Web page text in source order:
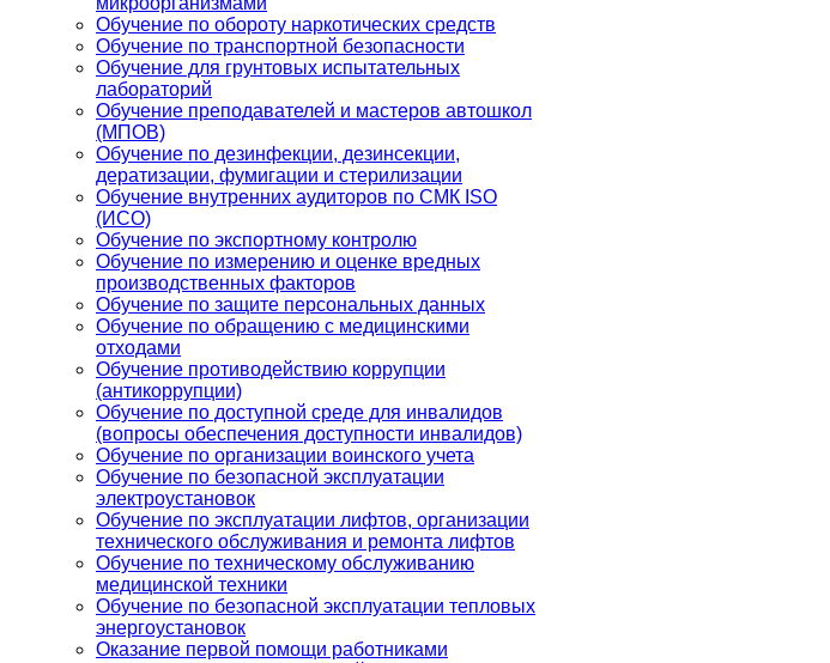
Обучение по обороту наркотических средств
Обучение по транспортной безопасности
Обучение для грунтовых испытательных
лабораторий
Обучение преподавателей и мастеров автошкол
(МПОВ)
Обучение по дезинфекции, дезинсекции,
дератизации, фумигации и стерилизации
Обучение внутренних аудиторов по СМК ISO
(ИСО)
Обучение по экспортному контролю
Обучение по измерению и оценке вредных
производственных факторов
Обучение по защите персональных данных
Обучение по обращению с медицинскими
отходами
Обучение противодействию коррупции
(антикоррупции)
Обучение по доступной среде для инвалидов
(вопросы обеспечения доступности инвалидов)
Обучение по организации воинского учета
Обучение по безопасной эксплуатации
электроустановок
Обучение по эксплуатации лифтов, организации
технического обслуживания и ремонта лифтов
Обучение по техническому обслуживанию
медицинской техники
Обучение по безопасной эксплуатации тепловых
энергоустановок
Оказание первой помощи работниками